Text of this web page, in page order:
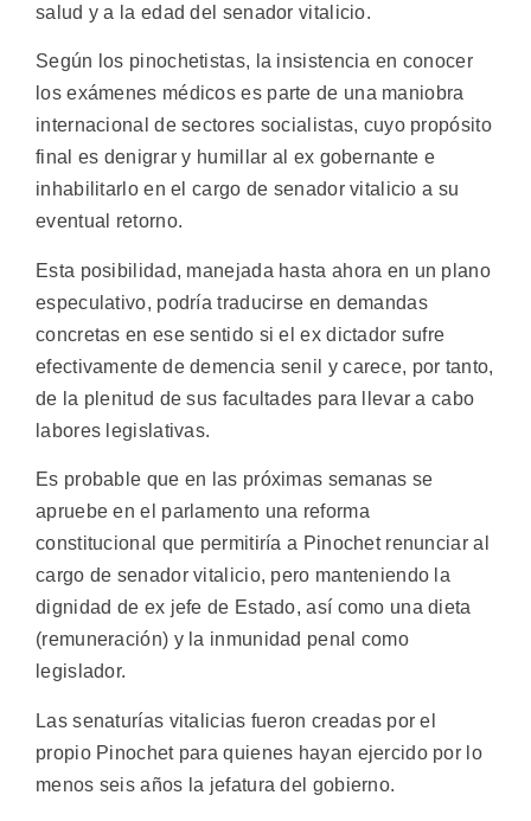
salud y a la edad del senador vitalicio.
Según los pinochetistas, la insistencia en conocer
los exámenes médicos es parte de una maniobra
internacional de sectores socialistas, cuyo propósito
final es denigrar y humillar al ex gobernante e
inhabilitarlo en el cargo de senador vitalicio a su
eventual retorno.
Esta posibilidad, manejada hasta ahora en un plano
especulativo, podría traducirse en demandas
concretas en ese sentido si el ex dictador sufre
efectivamente de demencia senil y carece, por tanto,
de la plenitud de sus facultades para llevar a cabo
labores legislativas.
Es probable que en las próximas semanas se
apruebe en el parlamento una reforma
constitucional que permitiría a Pinochet renunciar al
cargo de senador vitalicio, pero manteniendo la
dignidad de ex jefe de Estado, así como una dieta
(remuneración) y la inmunidad penal como
legislador.
Las senaturías vitalicias fueron creadas por el
propio Pinochet para quienes hayan ejercido por lo
menos seis años la jefatura del gobierno.